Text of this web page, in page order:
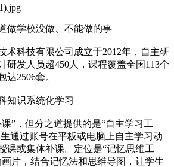
做学校没做、不能做的事
术科技有限公司成立于2012年，自主研
研发人员超450人，课程覆盖全国113个
2506套。
知识系统化学习
”，但分之道提供的是“自主学习工
通过账号在平板或电脑上自主学习动
课或集体补课。定位是“记忆思维工
片，结合记忆法和思维导图，让学生